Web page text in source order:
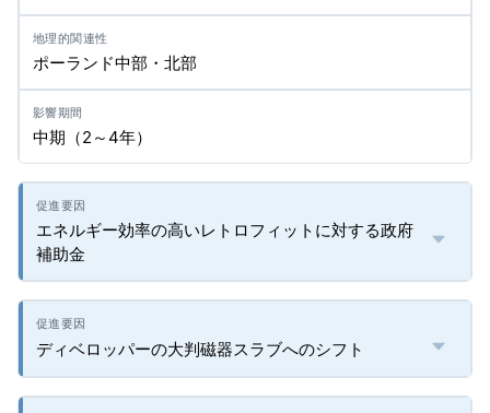
ポーランド中部・北部
中期（2～4年）
エネルギー効率の高いレトロフィットに対する政府
補助金
ディベロッパーの大判磁器スラブへのシフト